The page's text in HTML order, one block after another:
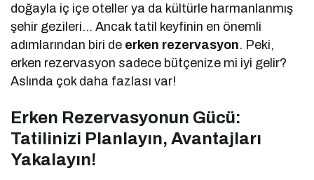
doğayla iç içe oteller ya da kültürle harmanlanmış
şehir gezileri… Ancak tatil keyfinin en önemli
adımlarından biri de erken rezervasyon. Peki,
erken rezervasyon sadece bütçenize mi iyi gelir?
Aslında çok daha fazlası var!
Erken Rezervasyonun Gücü:
Tatilinizi Planlayın, Avantajları
Yakalayın!